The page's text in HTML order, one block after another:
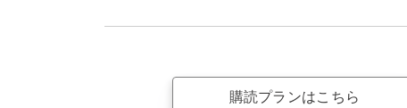
購読プランはこちら